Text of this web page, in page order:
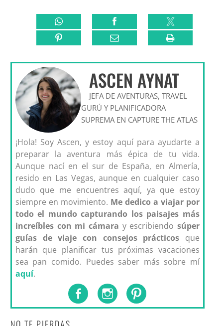
ASCEN AYNAT
JEFA DE AVENTURAS, TRAVEL
GURÚ Y PLANIFICADORA
SUPREMA EN CAPTURE THE ATLAS
¡Hola! Soy Ascen, y estoy aquí para ayudarte a
preparar la aventura más épica de tu vida.
Aunque nací en el sur de España, en Almería,
resido en Las Vegas, aunque en cualquier caso
dudo que me encuentres aquí, ya que estoy
siempre en movimiento. Me dedico a viajar por
todo el mundo capturando los paisajes más
increíbles con mi cámara y escribiendo súper
guías de viaje con consejos prácticos que
harán que planificar tus próximas vacaciones
sea pan comido. Puedes saber más sobre mí
aquí.